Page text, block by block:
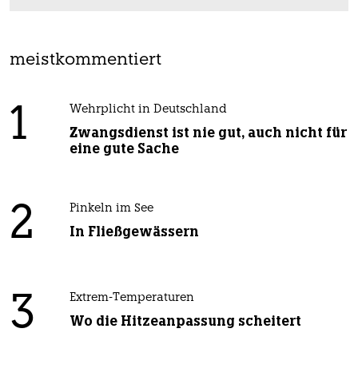
meistkommentiert
1 Wehrplicht in Deutschland
Zwangsdienst ist nie gut, auch nicht für
eine gute Sache
2 Pinkeln im See
In Fließgewässern
3 Extrem-Temperaturen
Wo die Hitzeanpassung scheitert